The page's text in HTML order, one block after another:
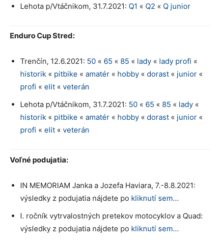
Lehota p/Vtáčnikom, 31.7.2021: Q1 « Q2 « Q junior
Enduro Cup Stred:
Trenčín, 12.6.2021: 50 « 65 « 85 « lady « lady profi «
historik « pitbike « amatér « hobby « dorast « junior «
profi « elit « veterán
Lehota p/Vtáčnikom, 31.7.2021: 50 « 65 « 85 « lady «
historik « pitbike « amatér « hobby « dorast « junior «
profi « elit « veterán
Voľné podujatia:
IN MEMORIAM Janka a Jozefa Haviara, 7.-8.8.2021:
výsledky z podujatia nájdete po kliknutí sem…
I. ročník vytrvalostných pretekov motocyklov a Quad:
výsledky z podujatia nájdete po kliknutí sem…